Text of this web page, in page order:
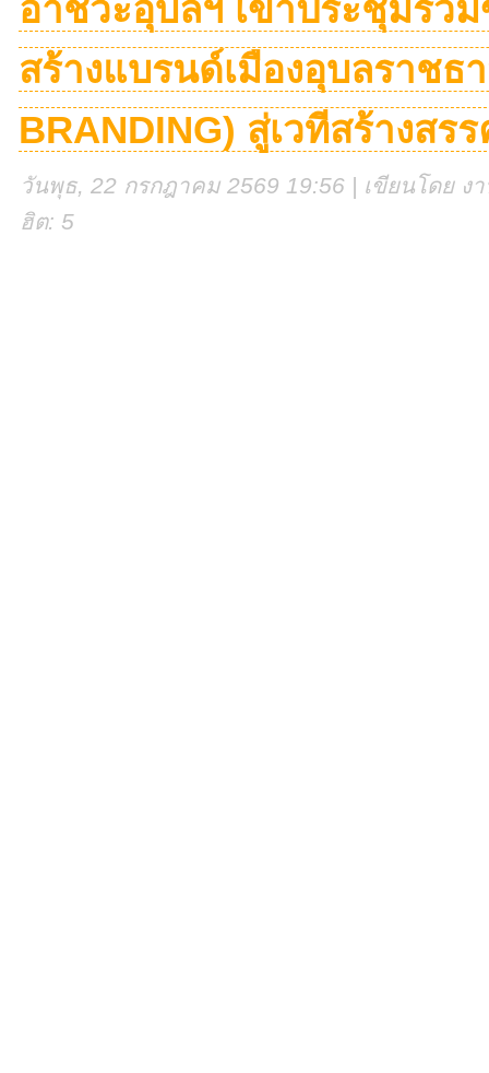
อาชีวะอุบลฯ เข้าประชุมร่ว
สร้างแบรนด์เมืองอุบลราชธ
BRANDING) สู่เวทีสร้างสร
วันพุธ, 22 กรกฎาคม 2569 19:56 | เขียนโดย ง
ฮิต: 5